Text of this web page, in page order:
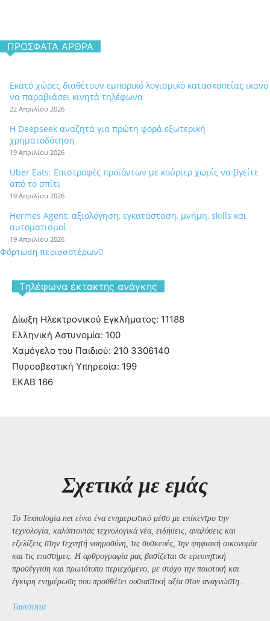
ΠΡΌΣΦΑΤΑ ΆΡΘΡΑ
Εκατό χώρες διαθέτουν εμπορικό λογισμικό κατασκοπείας ικανό
να παραβιάσει κινητά τηλέφωνα
22 Απριλίου 2026
Η Deepseek αναζητά για πρώτη φορά εξωτερική
χρηματοδότηση
19 Απριλίου 2026
Uber Eats: Επιστροφές προϊόντων με κούριερ χωρίς να βγείτε
από το σπίτι
19 Απριλίου 2026
Hermes Agent: αξιολόγηση, εγκατάσταση, μνήμη, skills και
αυτοματισμοί
19 Απριλίου 2026
Φόρτωση περισσοτέρων
Tηλέφωνα έκτακτης ανάγκης
Δίωξη Ηλεκτρονικού Εγκλήματος: 11188
Ελληνική Αστυνομία: 100
Χαμόγελο του Παιδιού: 210 3306140
Πυροσβεστική Υπηρεσία: 199
ΕΚΑΒ 166
Σχετικά με εμάς
Το Texnologia.net είναι ένα ενημερωτικό μέσο με επίκεντρο την
τεχνολογία, καλύπτοντας τεχνολογικά νέα, ειδήσεις, αναλύσεις και
εξελίξεις στην τεχνητή νοημοσύνη, τις συσκευές, την ψηφιακή οικονομία
και τις επιστήμες. Η αρθρογραφία μας βασίζεται σε ερευνητική
προσέγγιση και πρωτότυπο περιεχόμενο, με στόχο την ποιοτική και
έγκυρη ενημέρωση που προσθέτει ουσιαστική αξία στον αναγνώστη..
Ταυτότητα